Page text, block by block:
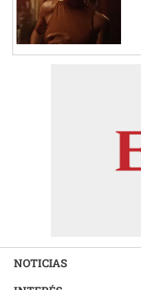
NOTICIAS